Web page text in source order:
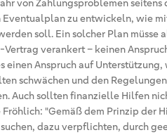
von Zahlungsproblemen seitens
zu entwickeln, wie
soll. Ein solcher Plan
Vertrag verankert – keinen
einen Anspruch auf
schwächen und den
Auch sollten finanzielle Hilfen
"Gemäß dem Prinzip der
dazu verpflichten, durch